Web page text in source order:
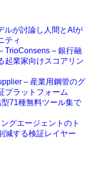
ルが討論し人間とAIが
ティ
TrioConsens – 銀行融
起業家向けスコアリン
– 産業用鋼管のグ
プラットフォーム
71種無料ツール集で
グエージェントのト
減する検証レイヤー